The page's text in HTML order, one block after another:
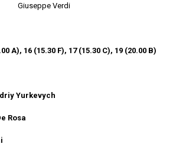
Giuseppe Verdi
A), 16 (15.30 F), 17 (15.30 C), 19 (20.00 B)
Yurkevych
Rosa